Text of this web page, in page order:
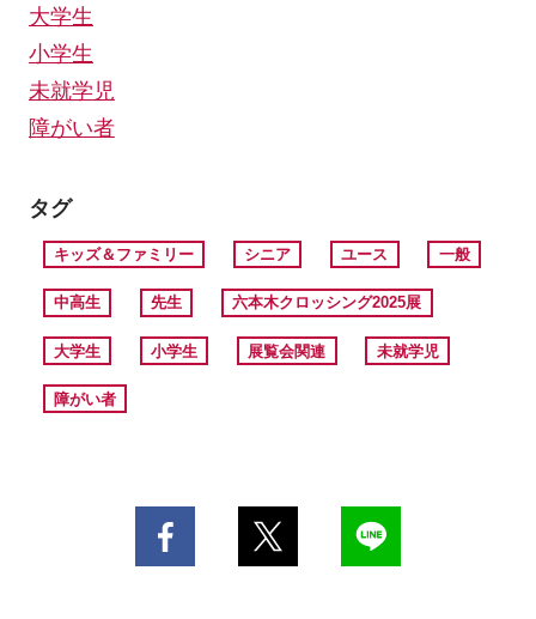
大学生
小学生
未就学児
障がい者
タグ
キッズ＆ファミリー シニア ユース 一般
中高生 先生 六本木クロッシング2025展
大学生 小学生 展覧会関連 未就学児
障がい者